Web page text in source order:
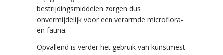
bestrijdingsmiddelen zorgen dus
onvermijdelijk voor een verarmde microflora-
en fauna.
Opvallend is verder het gebruik van kunstmest